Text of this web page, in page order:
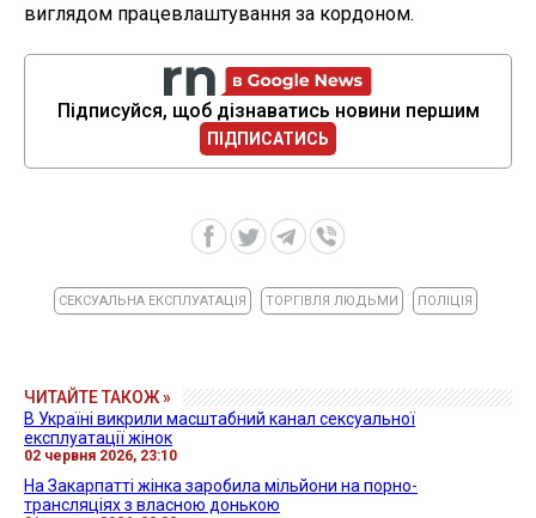
виглядом працевлаштування за кордоном.
Підписуйся, щоб дізнаватись новини першим
ПІДПИСАТИСЬ
СЕКСУАЛЬНА ЕКСПЛУАТАЦІЯ ТОРГІВЛЯ ЛЮДЬМИ ПОЛІЦІЯ
ЧИТАЙТЕ ТАКОЖ »
В Україні викрили масштабний канал сексуальної
експлуатації жінок
02 червня 2026, 23:10
На Закарпатті жінка заробила мільйони на порно-
трансляціях з власною донькою